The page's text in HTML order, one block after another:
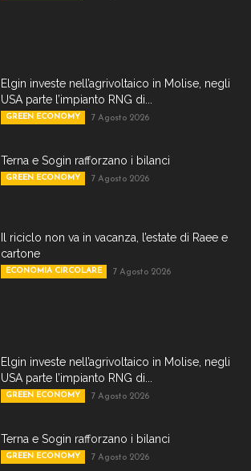
Elgin investe nell’agrivoltaico in Molise, negli
USA parte l’impianto RNG di...
GREEN ECONOMY 7 Agosto 2026
Terna e Sogin rafforzano i bilanci
GREEN ECONOMY 7 Agosto 2026
Il riciclo non va in vacanza, l’estate di Raee e
cartone
ECONOMIA CIRCOLARE 7 Agosto 2026
Elgin investe nell’agrivoltaico in Molise, negli
USA parte l’impianto RNG di...
GREEN ECONOMY 7 Agosto 2026
Terna e Sogin rafforzano i bilanci
GREEN ECONOMY 7 Agosto 2026